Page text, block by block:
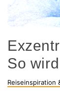
So
Categories
Reiseinspiration